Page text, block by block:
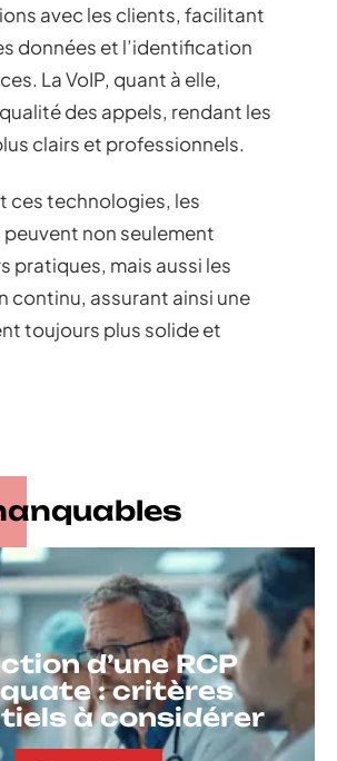
avec les clients, facilitant
données et l’identification
La VoIP, quant à elle,
des appels, rendant les
clairs et professionnels.
ces technologies, les
non seulement
pratiques, mais aussi les
continu, assurant ainsi une
toujours plus solide et
d’une RCP
: critères
à considérer